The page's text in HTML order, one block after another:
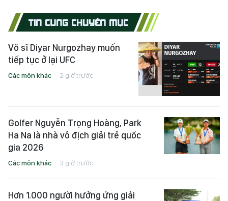
TIN CÙNG CHUYÊN MỤC
Võ sĩ Diyar Nurgozhay muốn
tiếp tục ở lại UFC
Các môn khác 2 giờ trước
Golfer Nguyễn Trọng Hoàng, Park
Ha Na là nhà vô địch giải trẻ quốc
gia 2026
Các môn khác 3 giờ trước
Hơn 1.000 người hưởng ứng giải